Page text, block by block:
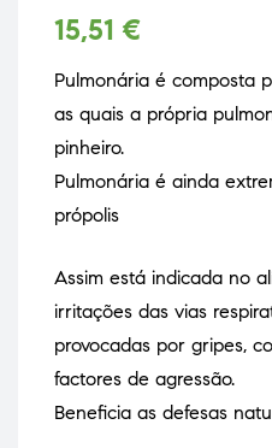
15,51 €
Pulmonária é composta
as quais a própria
pinheiro.
Pulmonária é ainda
própolis
Assim está indicada no
irritações das vias
provocadas por gripes,
factores de agressão.
Beneficia as defesas